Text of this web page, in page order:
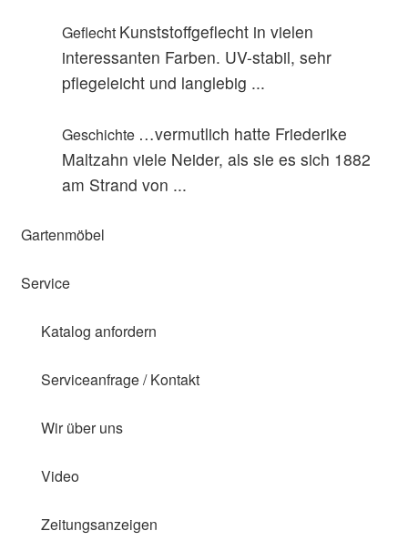
Geflecht Kunststoffgeflecht in vielen
interessanten Farben. UV-stabil, sehr
pflegeleicht und langlebig ...
Geschichte …vermutlich hatte Friederike
Maltzahn viele Neider, als sie es sich 1882
am Strand von ...
Gartenmöbel
Service
Katalog anfordern
Serviceanfrage / Kontakt
Wir über uns
Video
Zeitungsanzeigen